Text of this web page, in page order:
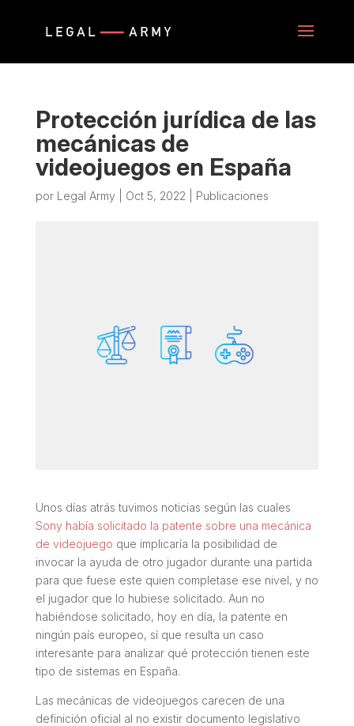
Protección jurídica de las
mecánicas de
videojuegos en España
por Legal Army Oct 5, 2022 Publicaciones
Unos días atrás tuvimos noticias según las cuales
Sony había solicitado la patente sobre una mecánica
de videojuego que implicaría la posibilidad de
invocar la ayuda de otro jugador durante una partida
para que fuese este quien completase ese nivel, y no
el jugador que lo hubiese solicitado. Aun no
habiéndose solicitado, hoy en día, la patente en
ningún país europeo, sí que resulta un caso
interesante para analizar qué protección tienen este
tipo de sistemas en España.
Las mecánicas de videojuegos carecen de una
definición oficial al no existir documento legislativo